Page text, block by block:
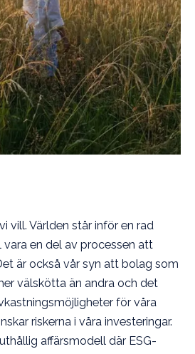
vill. Världen står inför en rad
en del av processen att
är också vår syn att bolag som
välskötta än andra och det
för våra
riskerna i våra investeringar.
affärsmodell där ESG-